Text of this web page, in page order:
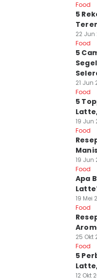
Food
5
22 Jun
Food
5
21 Jun
Food
5
19 Jun
Food
19 Jun
Food
Apa
19 Mei
Food
25 Okt
Food
5
12 Okt